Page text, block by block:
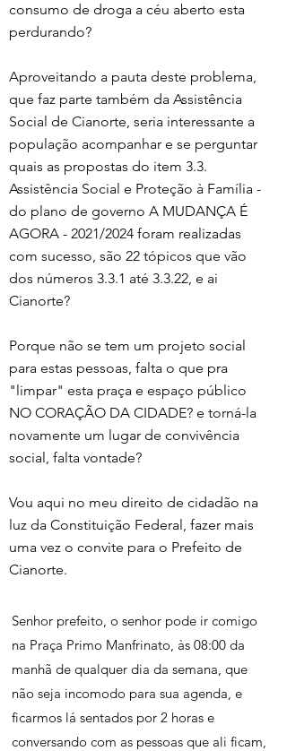
consumo de droga a céu aberto esta
perdurando?
Aproveitando a pauta deste problema,
que faz parte também da Assistência
Social de Cianorte, seria interessante a
população acompanhar e se perguntar
quais as propostas do item 3.3.
Assistência Social e Proteção à Família -
do plano de governo A MUDANÇA É
AGORA - 2021/2024 foram realizadas
com sucesso, são 22 tópicos que vão
dos números 3.3.1 até 3.3.22, e ai
Cianorte?
Porque não se tem um projeto social
para estas pessoas, falta o que pra
"limpar" esta praça e espaço público
NO CORAÇÃO DA CIDADE? e torná-la
novamente um lugar de convivência
social, falta vontade?
Vou aqui no meu direito de cidadão na
luz da Constituição Federal, fazer mais
uma vez o convite para o Prefeito de
Cianorte.
Senhor prefeito, o senhor pode ir comigo
na Praça Primo Manfrinato, às 08:00 da
manhã de qualquer dia da semana, que
não seja incomodo para sua agenda, e
ficarmos lá sentados por 2 horas e
conversando com as pessoas que ali ficam,